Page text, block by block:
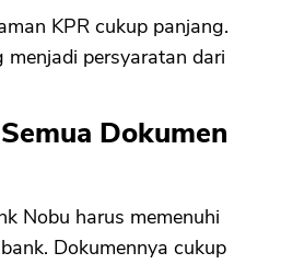
KPR cukup panjang.
menjadi persyaratan dari
Dokumen
Nobu harus memenuhi
Dokumennya cukup